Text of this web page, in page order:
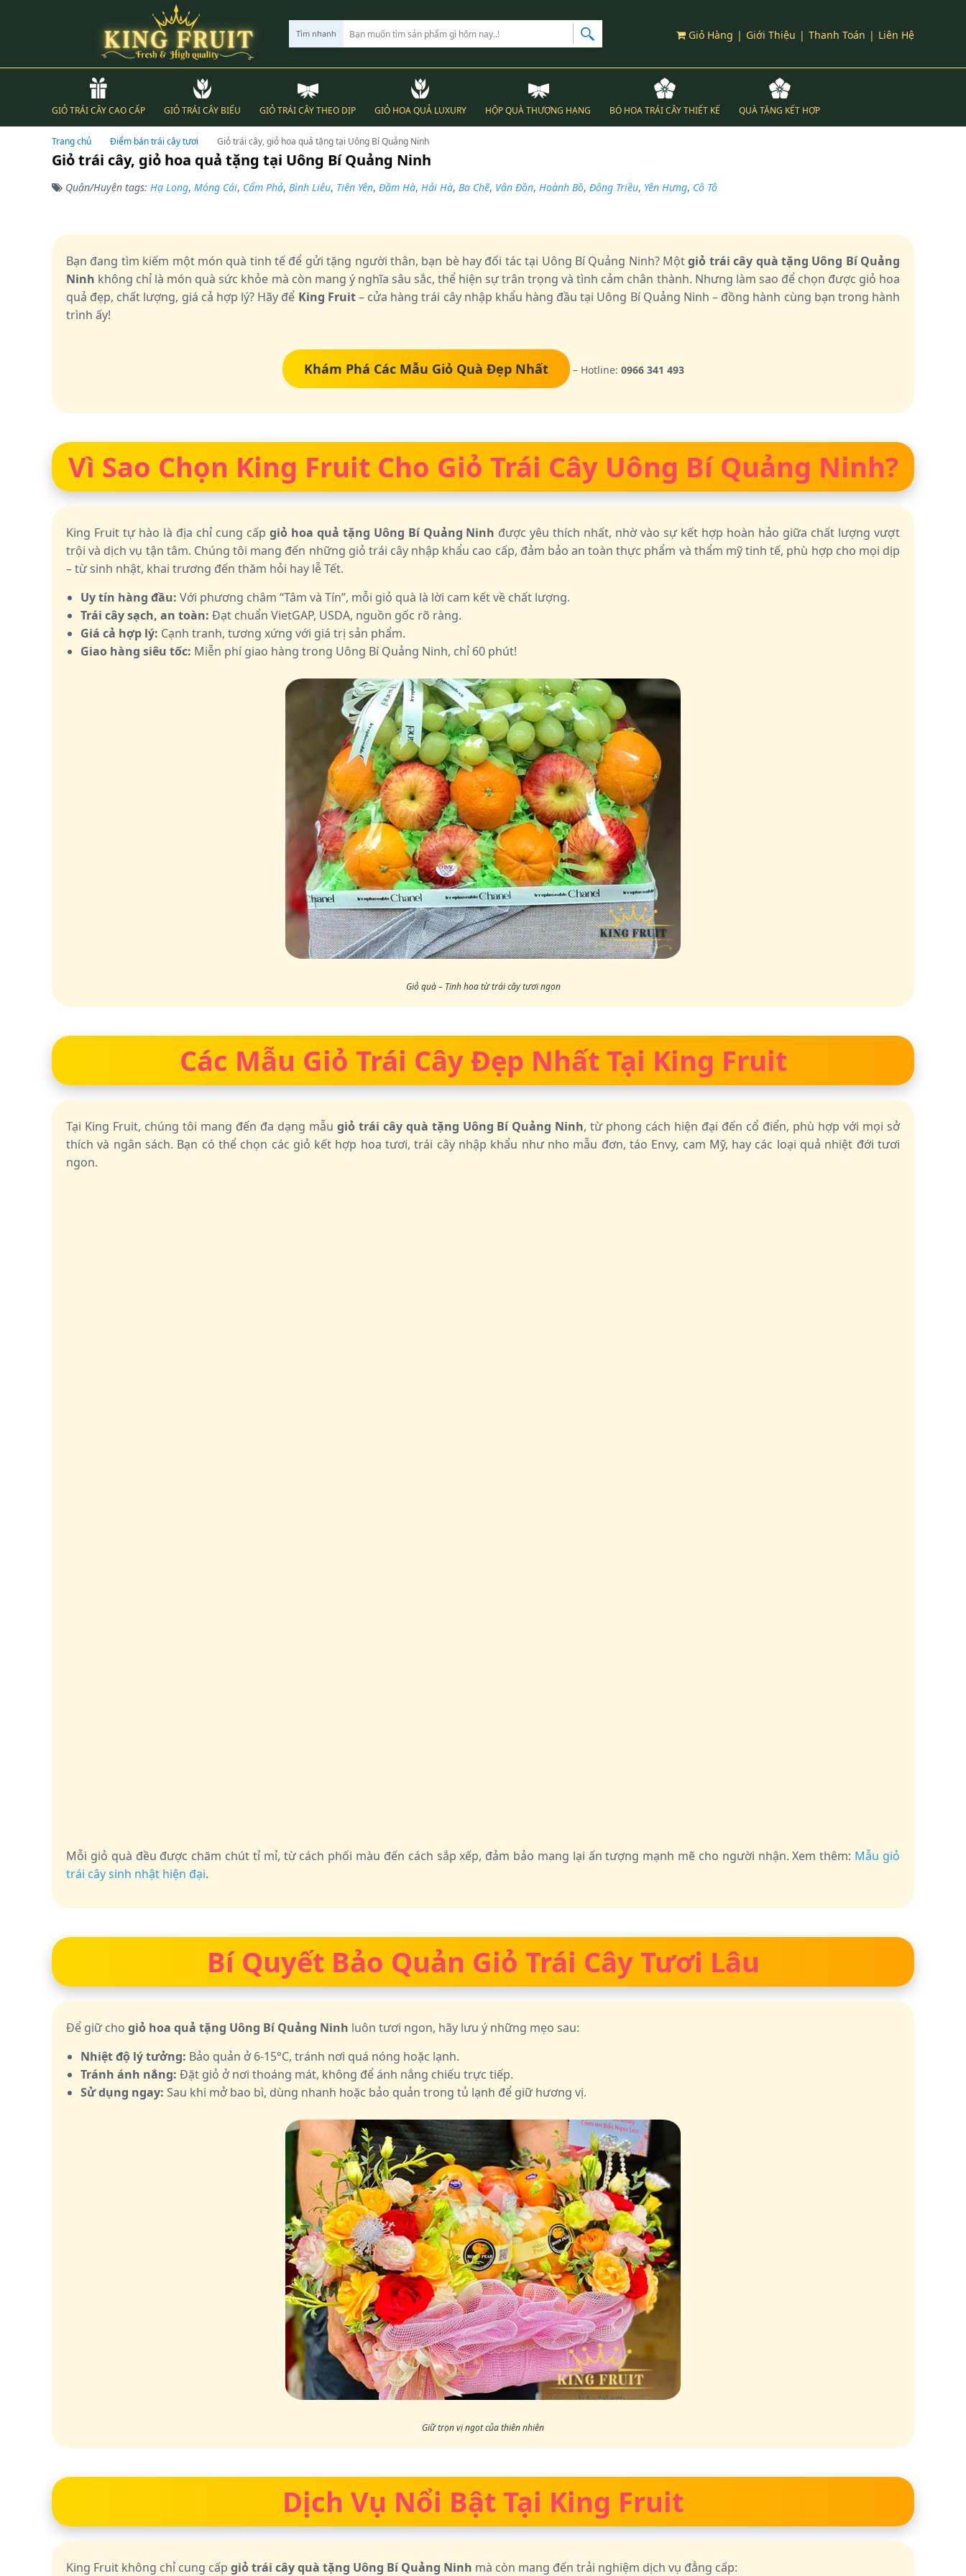
Giỏ Hàng | Giới Thiệu | Thanh Toán | Liên Hệ
Tìm nhanh
GIỎ TRÁI CÂY CAO CẤP GIỎ TRÁI CÂY BIẾU GIỎ TRÁI CÂY THEO DỊP GIỎ HOA QUẢ LUXURY HỘP QUÀ THƯỢNG HẠNG BÓ HOA TRÁI CÂY THIẾT KẾ QUÀ TẶNG KẾT HỢP
Trang chủ Điểm bán trái cây tươi Giỏ trái cây, giỏ hoa quả tặng tại Uông Bí Quảng Ninh
Giỏ trái cây, giỏ hoa quả tặng tại Uông Bí Quảng Ninh
Quận/Huyện tags: Hạ Long, Móng Cái, Cẩm Phả, Bình Liêu, Tiên Yên, Đầm Hà, Hải Hà, Ba Chẽ, Vân Đồn, Hoành Bồ, Đông Triều, Yên Hưng, Cô Tô
Bạn đang tìm kiếm một món quà tinh tế để gửi tặng người thân, bạn bè hay đối tác tại Uông Bí Quảng Ninh? Mộtgiỏ trái cây quà tặng Uông Bí Quảng
Ninh không chỉ là món quà sức khỏe mà còn mang ý nghĩa sâu sắc, thể hiện sự trân trọng và tình cảm chân thành. Nhưng làm sao để chọn được giỏ hoa
quả đẹp, chất lượng, giá cả hợp lý? Hãy để King Fruit– cửa hàng trái cây nhập khẩu hàng đầu tại Uông Bí Quảng Ninh – đồng hành cùng bạn trong hành
trình ấy!
Khám Phá Các Mẫu Giỏ Quà Đẹp Nhất – Hotline: 0966 341 493
Vì Sao Chọn King Fruit Cho Giỏ Trái Cây Uông Bí Quảng Ninh?
King Fruit tự hào là địa chỉ cung cấp giỏ hoa quả tặng Uông Bí Quảng Ninh được yêu thích nhất, nhờ vào sự kết hợp hoàn hảo giữa chất lượng vượt
trội và dịch vụ tận tâm. Chúng tôi mang đến những giỏ trái cây nhập khẩu cao cấp, đảm bảo an toàn thực phẩm và thẩm mỹ tinh tế, phù hợp cho mọi dịp
– từ sinh nhật, khai trương đến thăm hỏi hay lễ Tết.
Uy tín hàng đầu: Với phương châm “Tâm và Tín”, mỗi giỏ quà là lời cam kết về chất lượng.
Trái cây sạch, an toàn: Đạt chuẩn VietGAP, USDA, nguồn gốc rõ ràng.
Giá cả hợp lý: Cạnh tranh, tương xứng với giá trị sản phẩm.
Giao hàng siêu tốc: Miễn phí giao hàng trong Uông Bí Quảng Ninh, chỉ 60 phút!
Giỏ quà – Tinh hoa từ trái cây tươi ngon
Các Mẫu Giỏ Trái Cây Đẹp Nhất Tại King Fruit
Tại King Fruit, chúng tôi mang đến đa dạng mẫu giỏ trái cây quà tặng Uông Bí Quảng Ninh, từ phong cách hiện đại đến cổ điển, phù hợp với mọi sở
thích và ngân sách. Bạn có thể chọn các giỏ kết hợp hoa tươi, trái cây nhập khẩu như nho mẫu đơn, táo Envy, cam Mỹ, hay các loại quả nhiệt đới tươi
ngon.
Mỗi giỏ quà đều được chăm chút tỉ mỉ, từ cách phối màu đến cách sắp xếp, đảm bảo mang lại ấn tượng mạnh mẽ cho người nhận. Xem thêm: Mẫu giỏ
trái cây sinh nhật hiện đại.
Bí Quyết Bảo Quản Giỏ Trái Cây Tươi Lâu
Để giữ cho giỏ hoa quả tặng Uông Bí Quảng Ninh luôn tươi ngon, hãy lưu ý những mẹo sau:
Nhiệt độ lý tưởng: Bảo quản ở 6-15°C, tránh nơi quá nóng hoặc lạnh.
Tránh ánh nắng: Đặt giỏ ở nơi thoáng mát, không để ánh nắng chiếu trực tiếp.
Sử dụng ngay: Sau khi mở bao bì, dùng nhanh hoặc bảo quản trong tủ lạnh để giữ hương vị.
Giữ trọn vị ngọt của thiên nhiên
Dịch Vụ Nổi Bật Tại King Fruit
King Fruit không chỉ cung cấp giỏ trái cây quà tặng Uông Bí Quảng Ninh mà còn mang đến trải nghiệm dịch vụ đẳng cấp: